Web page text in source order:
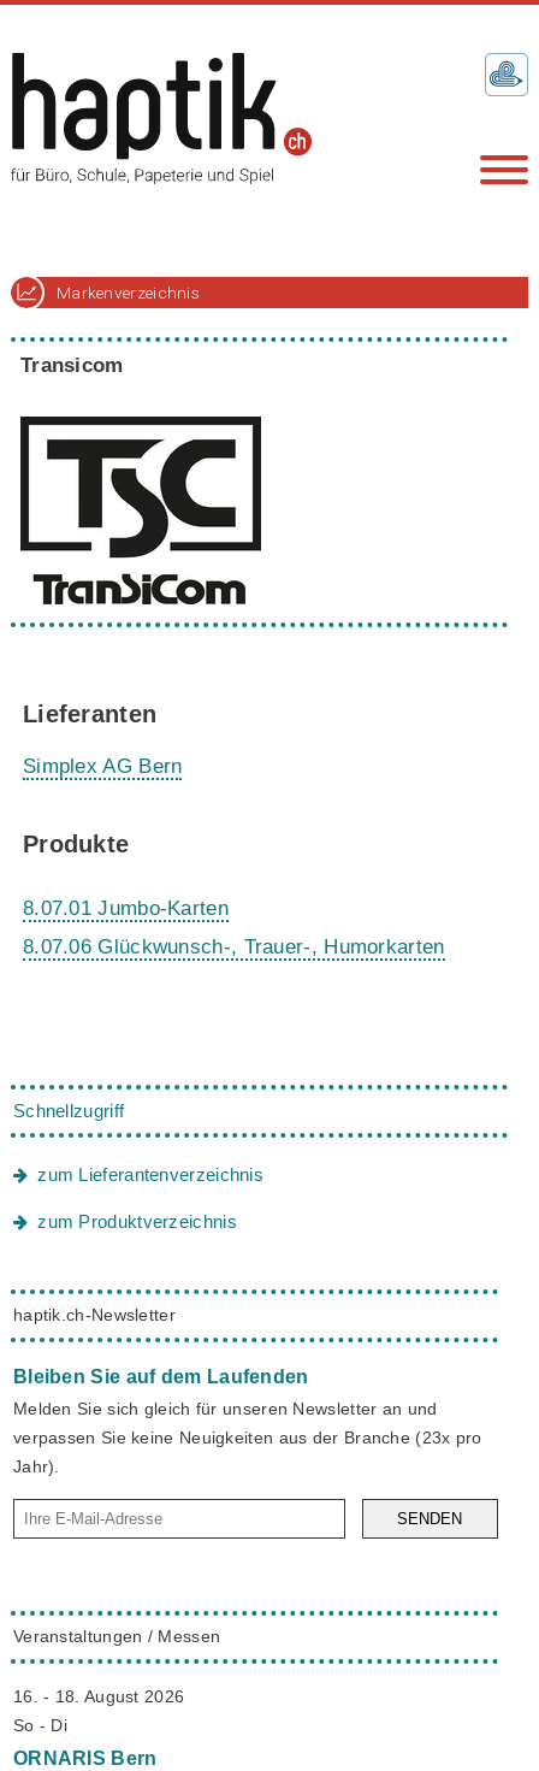
Markenverzeichnis
Transicom
Lieferanten
Simplex AG Bern
Produkte
8.07.01 Jumbo-Karten
8.07.06 Glückwunsch-, Trauer-, Humorkarten
Schnellzugriff
zum Lieferantenverzeichnis
zum Produktverzeichnis
haptik.ch-Newsletter
Bleiben Sie auf dem Laufenden
Melden Sie sich gleich für unseren Newsletter an und
verpassen Sie keine Neuigkeiten aus der Branche (23x pro
Jahr).
SENDEN
Veranstaltungen / Messen
16. - 18. August 2026
So - Di
ORNARIS Bern